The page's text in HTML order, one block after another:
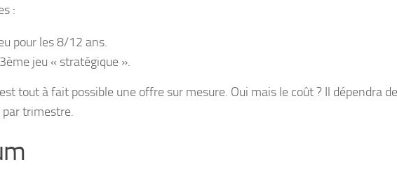
:
pour les 8/12 ans.
jeu « stratégique ».
tout à fait possible une offre sur mesure. Oui mais le coût ? Il dépendra
trimestre.